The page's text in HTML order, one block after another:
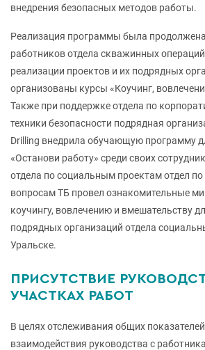
внедрения безопасных методов работы.
Реализация программы была
работников отдела скважинных
реализации проектов и их подрядных
организованы курсы «Коучинг,
Также при поддержке отдела по
техники безопасности подрядная
Drilling внедрила обучающую программу
«Останови работу» среди своих
отдела по социальным проектам отдел
вопросам ТБ провел ознакомительные
коучингу, вовлечению и вмешательству
подрядных организаций отдела
Уральске.
ПРИСУТСТВИЕ
УЧАСТКАХ РАБОТ
В целях отслеживания общих
взаимодействия руководства с